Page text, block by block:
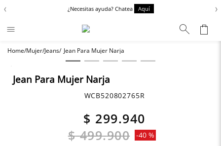
‹ ¿Necesitas ayuda? Chatea Aquí ›
Mujer Jeans Jean Para Mujer Narja
Jean Para Mujer Narja
WCB520802765R
$ 299.940
$ 499.900 -40 %
Términos más buscados